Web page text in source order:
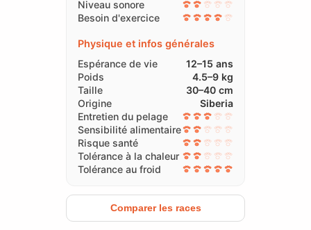
Niveau sonore
Besoin d'exercice
Physique et infos générales
Espérance de vie
12–15 ans
Poids
4.5–9 kg
Taille
30–40 cm
Origine
Siberia
Entretien du pelage
Sensibilité alimentaire
Risque santé
Tolérance à la chaleur
Tolérance au froid
Comparer les races